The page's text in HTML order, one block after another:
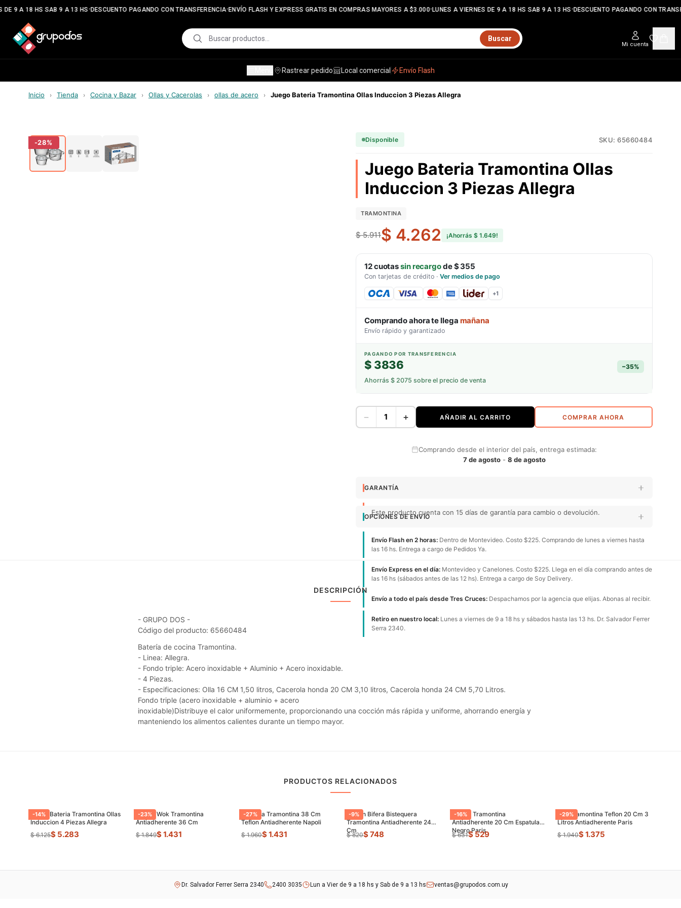
9 A 18 HS SAB 9 A 13 HS•DESCUENTO PAGANDO CON TRANSFERENCIA•ENVÍO FLASH Y EXPRESS GRATIS EN COMPRAS MAYORES A $3.000•LUNES A VIERNES DE 9 A 18 HS SAB 9 A 13 HS•DESCUENTO PAGANDO CON
Buscar
Mi cuenta
Rastrear pedido Local comercial Envío Flash
Inicio › Tienda › Cocina y Bazar › Ollas y Cacerolas › ollas de acero › Juego Bateria Tramontina Ollas Induccion 3 Piezas Allegra
-28% Disponible SKU: 65660484
Juego Bateria Tramontina Ollas
Induccion 3 Piezas Allegra
TRAMONTINA
$ 5.911$ 4.262 ¡Ahorrás $ 1.649!
12cuotassin recargode$ 355
Con tarjetas de crédito · Ver medios de pago
+1
Comprando ahora te llega mañana
Envío rápido y garantizado
PAGANDO POR TRANSFERENCIA
$ 3836 −35%
Ahorrás $ 2075 sobre el precio de venta
− + AÑADIR AL CARRITO COMPRAR AHORA
Comprando desde el interior del país, entrega estimada:
7 de agosto- 8 de agosto
GARANTÍA
Este producto cuenta con 15 días de garantía para cambio o devolución.
OPCIONES DE ENVÍO
Envío Flash en 2 horas: Dentro de Montevideo. Costo $225. Comprando de lunes a viernes hasta
las 16 hs. Entrega a cargo de Pedidos Ya.
Envío Express en el día: Montevideo y Canelones. Costo $225. Llega en el día comprando antes de
las 16 hs (sábados antes de las 12 hs). Entrega a cargo de Soy Delivery.
Envío a todo el país desde Tres Cruces: Despachamos por la agencia que elijas. Abonas al recibir.
Retiro en nuestro local: Lunes a viernes de 9 a 18 hs y sábados hasta las 13 hs. Dr. Salvador Ferrer
Serra 2340.
DESCRIPCIÓN
- GRUPO DOS -
Código del producto: 65660484
Batería de cocina Tramontina.
- Linea: Allegra.
- Fondo triple: Acero inoxidable + Aluminio + Acero inoxidable.
- 4 Piezas.
- Especificaciones: Olla 16 CM 1,50 litros, Cacerola honda 20 CM 3,10 litros, Cacerola honda 24 CM 5,70 Litros.
Fondo triple (acero inoxidable + aluminio + acero
inoxidable)Distribuye el calor uniformemente, proporcionando una cocción más rápida y uniforme, ahorrando energía y
manteniendo los alimentos calientes durante un tiempo mayor.
PRODUCTOS RELACIONADOS
-14%
Juego Bateria Tramontina Ollas
Induccion 4 Piezas Allegra
$ 6.125$ 5.283
-23%
Sarten Wok Tramontina
Antiadherente 36 Cm
$ 1.849$ 1.431
-27%
Paellera Tramontina 38 Cm
Teflon Antiadherente Napoli
$ 1.960$ 1.431
-9%
Sarten Bifera Bistequera
Tramontina Antiadherente 24
Cm
$ 820$ 748
-16%
Sarten Tramontina
Antiadherente 20 Cm Espatula
Negro Paris
$ 631$ 529
-29%
Olla Tramontina Teflon 20 Cm 3
Litros Antiadherente Paris
$ 1.940$ 1.375
Dr. Salvador Ferrer Serra 2340 2400 3035 Lun a Vier de 9 a 18 hs y Sab de 9 a 13 hs ventas@grupodos.com.uy